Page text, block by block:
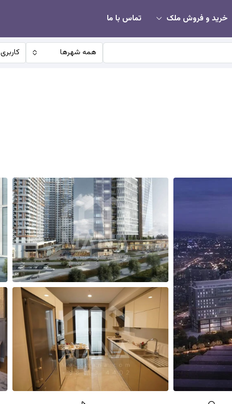
خرید و فروش ملک تماس با ما
همه شهرها کاربری